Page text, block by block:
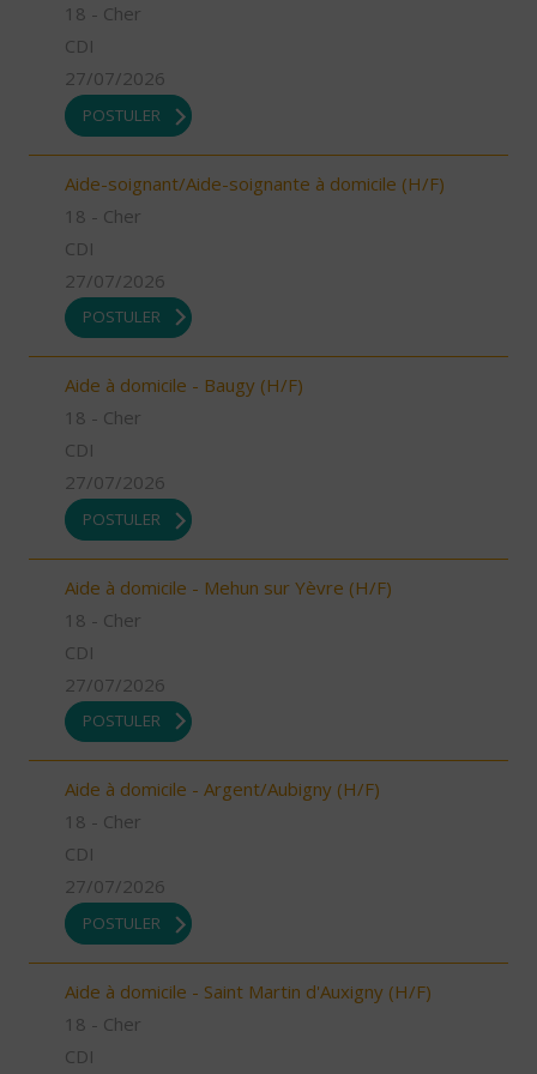
18 - Cher
CDI
27/07/2026
POSTULER
Aide-soignant/Aide-soignante à domicile (H/F)
18 - Cher
CDI
27/07/2026
POSTULER
Aide à domicile - Baugy (H/F)
18 - Cher
CDI
27/07/2026
POSTULER
Aide à domicile - Mehun sur Yèvre (H/F)
18 - Cher
CDI
27/07/2026
POSTULER
Aide à domicile - Argent/Aubigny (H/F)
18 - Cher
CDI
27/07/2026
POSTULER
Aide à domicile - Saint Martin d'Auxigny (H/F)
18 - Cher
CDI